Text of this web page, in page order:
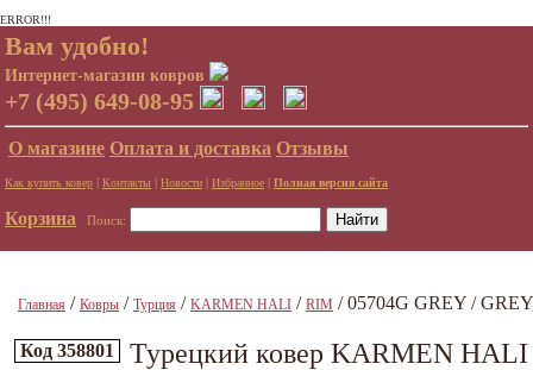
ERROR!!!
Вам удобно!
Интернет-магазин ковров
+7 (495) 649-08-95
О магазине Оплата и доставка Отзывы
Как купить ковер | Контакты | Новости | Избранное | Полная версия сайта
Корзина Поиск:
Главная / Ковры / Турция / KARMEN HALI / RIM / 05704G GREY /
Код 358801 Турецкий ковер KARMEN